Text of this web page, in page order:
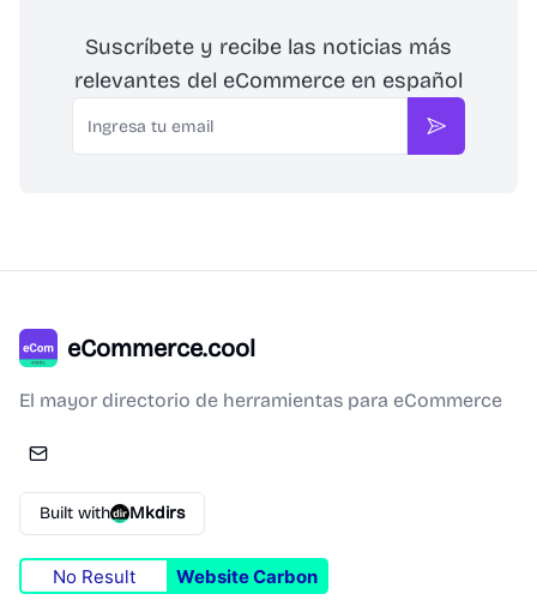
Suscríbete y recibe las noticias más
relevantes del eCommerce en español
Email
Suscribirse
eCommerce.cool
El mayor directorio de herramientas para eCommerce
Built with Mkdirs
No Result Website Carbon